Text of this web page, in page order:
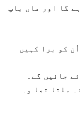
گا اور ماں باپ
اُن کو برا کہیں
ملتا تھا وہ